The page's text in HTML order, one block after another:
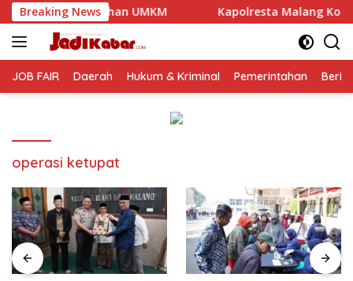
Langsung
ke
konten
Breaking News
UMKM Kapolresta Malang Kota Silaturahmi ke
JOB FAIR Daerah Hukum & Kriminal Pemerintahan
operasi ketupat